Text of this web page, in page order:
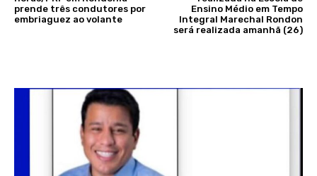
prende três condutores por
embriaguez ao volante
Ensino Médio em Tempo
Integral Marechal Rondon
será realizada amanhã (26)